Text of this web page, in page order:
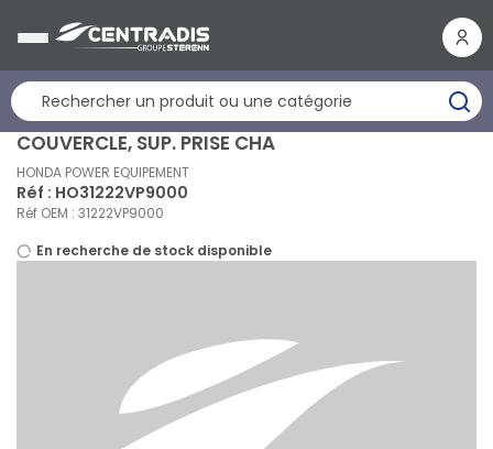
COUVERCLE, SUP. PRISE CHA
HONDA POWER EQUIPEMENT
Réf : HO31222VP9000
Réf OEM : 31222VP9000
En recherche de stock disponible